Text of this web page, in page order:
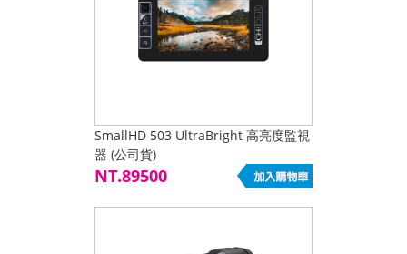
SmallHD 503 UltraBright 高亮度監視
器 (公司貨)
NT.89500